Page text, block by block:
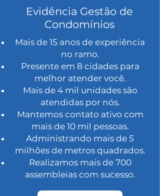
Evidência Gestão de
Condomínios
Mais de 15 anos de experiência
no ramo.
Presente em 8 cidades para
melhor atender você.
Mais de 4 mil unidades são
atendidas por nós.
Mantemos contato ativo com
mais de 10 mil pessoas.
Administrando mais de 5
milhões de metros quadrados.
Realizamos mais de 700
assembleias com sucesso.